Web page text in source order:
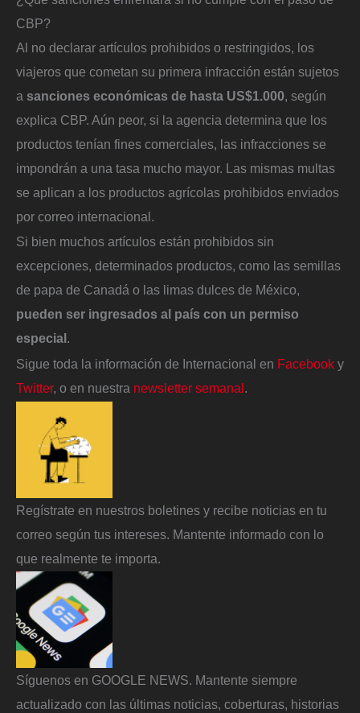
CBP?
Al no declarar artículos prohibidos o restringidos, los
viajeros que cometan su primera infracción están sujetos
a sanciones económicas de hasta US$1.000, según
explica CBP. Aún peor, si la agencia determina que los
productos tenían fines comerciales, las infracciones se
impondrán a una tasa mucho mayor. Las mismas multas
se aplican a los productos agrícolas prohibidos enviados
por correo internacional.
Si bien muchos artículos están prohibidos sin
excepciones, determinados productos, como las semillas
de papa de Canadá o las limas dulces de México,
pueden ser ingresados al país con un permiso
especial .
Sigue toda la información de Internacional en Facebook y
Twitter, o en nuestra newsletter semanal.
Regístrate en nuestros boletines y recibe noticias en tu
correo según tus intereses. Mantente informado con lo
que realmente te importa.
Síguenos en GOOGLE NEWS. Mantente siempre
actualizado con las últimas noticias, coberturas, historias